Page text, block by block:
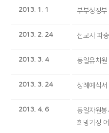
2013. 1. 1 부부성장
2013. 2. 24 선교사 파
2013. 3. 4 동일유치
2013. 3. 24 상례예식서
2013. 4. 6
동일자원봉
희망가정